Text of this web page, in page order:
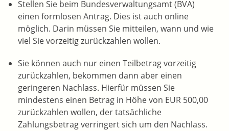
Stellen Sie beim Bundesverwaltungsamt (BVA)
einen formlosen Antrag. Dies ist auch online
möglich. Darin müssen Sie mitteilen, wann und wie
viel Sie vorzeitig zurückzahlen wollen.
Sie können auch nur einen Teilbetrag vorzeitig
zurückzahlen, bekommen dann aber einen
geringeren Nachlass. Hierfür müssen Sie
mindestens einen Betrag in Höhe von EUR 500,00
zurückzahlen wollen, der tatsächliche
Zahlungsbetrag verringert sich um den Nachlass.